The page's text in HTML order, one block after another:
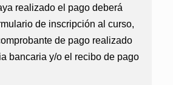
realizado el pago deberá
de inscripción al curso,
de pago realizado
bancaria y/o el recibo de pago